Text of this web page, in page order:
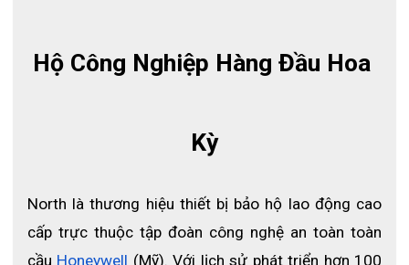
Mặt nạ phòng độc nửa mặt Honeywell North 7700
Hộ Công Nghiệp Hàng Đầu Hoa
Kỳ
North là thương hiệu thiết bị bảo hộ lao động cao
cấp trực thuộc tập đoàn công nghệ an toàn toàn
cầu Honeywell (Mỹ). Với lịch sử phát triển hơn 100